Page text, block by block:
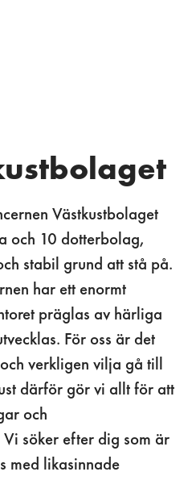
Västkustbolaget
och 10 dotterbolag,
stabil grund att stå på.
har ett enormt
präglas av härliga
För oss är det
verkligen vilja gå till
därför gör vi allt för att
och
söker efter dig som är
med likasinnade